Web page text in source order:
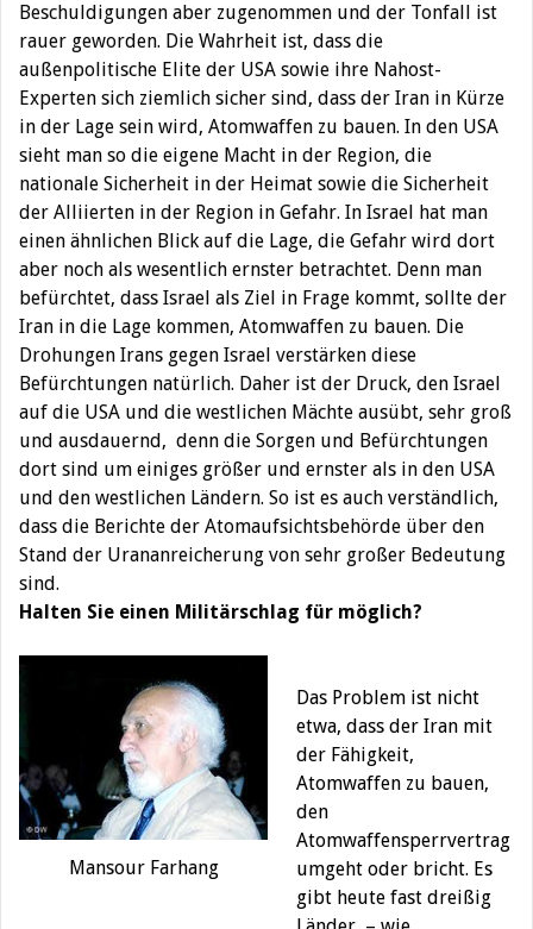
Beschuldigungen aber zugenommen und der Tonfall ist
rauer geworden. Die Wahrheit ist, dass die
außenpolitische Elite der USA sowie ihre Nahost-
Experten sich ziemlich sicher sind, dass der Iran in Kürze
in der Lage sein wird, Atomwaffen zu bauen. In den USA
sieht man so die eigene Macht in der Region, die
nationale Sicherheit in der Heimat sowie die Sicherheit
der Alliierten in der Region in Gefahr. In Israel hat man
einen ähnlichen Blick auf die Lage, die Gefahr wird dort
aber noch als wesentlich ernster betrachtet. Denn man
befürchtet, dass Israel als Ziel in Frage kommt, sollte der
Iran in die Lage kommen, Atomwaffen zu bauen. Die
Drohungen Irans gegen Israel verstärken diese
Befürchtungen natürlich. Daher ist der Druck, den Israel
auf die USA und die westlichen Mächte ausübt, sehr groß
und ausdauernd, denn die Sorgen und Befürchtungen
dort sind um einiges größer und ernster als in den USA
und den westlichen Ländern. So ist es auch verständlich,
dass die Berichte der Atomaufsichtsbehörde über den
Stand der Urananreicherung von sehr großer Bedeutung
sind.
Halten Sie einen Militärschlag für möglich?
Mansour Farhang
Das Problem ist nicht
etwa, dass der Iran mit
der Fähigkeit,
Atomwaffen zu bauen,
den
Atomwaffensperrvertrag
umgeht oder bricht. Es
gibt heute fast dreißig